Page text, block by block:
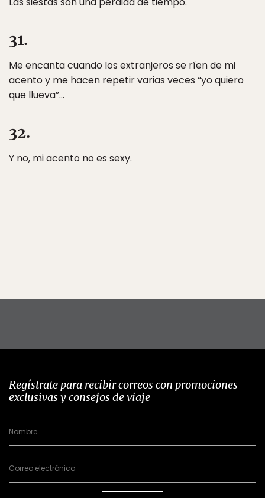
31.
Me encanta cuando los extranjeros se ríen de mi
acento y me hacen repetir varias veces “yo quiero
que llueva”…
32.
Y no, mi acento no es sexy.
Regístrate para recibir correos con promociones
exclusivas y consejos de viaje